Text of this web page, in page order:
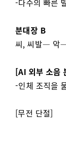
-다수의 빠른
분대장 B
씨, 씨발— 악
[AI 외부 소음
-인체 조직을
[무전 단절]